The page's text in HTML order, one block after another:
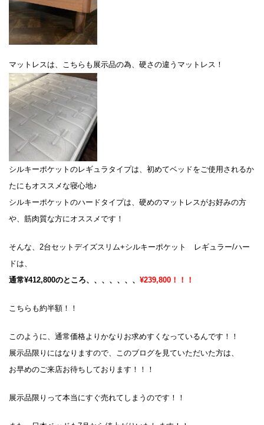
マットレスは、こちらも展示品の為、硬さの違うマットレス！
シルキーポケットのレギュラタイプは、初めてベッドをご使用されるか
たにもオススメな寝心地♪
シルキーポケットのハードタイプは、硬めのマットレスがお好みの方
や、筋肉質な方にオススメです！
そんな、2台セットデイズスリム+シルキーポケット レギュラー/ハー
ドは、
通常¥412,800のところ、、、、、、、 ¥239,800！！！
こちらも約半額！！
このように、通常価格よりかなりお求めすくなっているんです！！
展示品限りにはなりますので、このブログを見ていただいた方は、
お早めのご来店お待ちしております！！！
展示品限りって本当にすぐ売れてしまうのです！！